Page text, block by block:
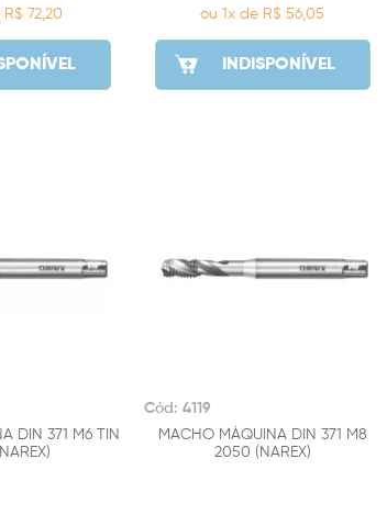
72,20 ou 1x de R$ 56,05
INDISPONÍVEL
DIN 371 M6 TIN
Cód: 4119
MACHO MÁQUINA DIN 371 M8
2050 (NAREX)